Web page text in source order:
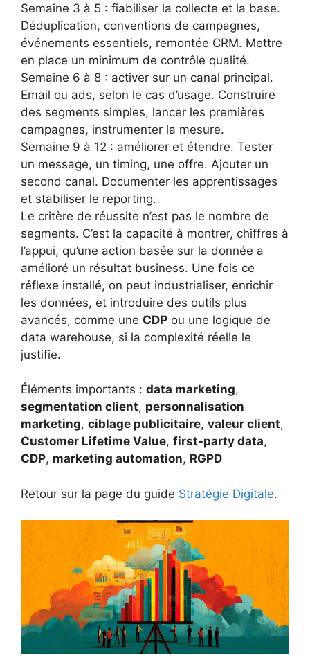
Semaine 3 à 5 : fiabiliser la collecte et la base.
Déduplication, conventions de campagnes,
événements essentiels, remontée CRM. Mettre
en place un minimum de contrôle qualité.
Semaine 6 à 8 : activer sur un canal principal.
Email ou ads, selon le cas d’usage. Construire
des segments simples, lancer les premières
campagnes, instrumenter la mesure.
Semaine 9 à 12 : améliorer et étendre. Tester
un message, un timing, une offre. Ajouter un
second canal. Documenter les apprentissages
et stabiliser le reporting.
Le critère de réussite n’est pas le nombre de
segments. C’est la capacité à montrer, chiffres à
l’appui, qu’une action basée sur la donnée a
amélioré un résultat business. Une fois ce
réflexe installé, on peut industrialiser, enrichir
les données, et introduire des outils plus
avancés, comme une CDP ou une logique de
data warehouse, si la complexité réelle le
justifie.
Éléments importants : data marketing,
segmentation client, personnalisation
marketing, ciblage publicitaire, valeur client,
Customer Lifetime Value, first-party data,
CDP, marketing automation, RGPD
Retour sur la page du guide Stratégie Digitale.